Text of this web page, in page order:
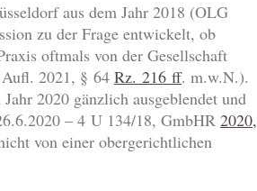
aus dem Jahr 2018 (OLG
zu der Frage entwickelt, ob
oftmals von der Gesellschaft
2021, § 64 Rz. 216 ff. m.w.N.).
2020 gänzlich ausgeblendet und
– 4 U 134/18, GmbHR 2020,
von einer obergerichtlichen